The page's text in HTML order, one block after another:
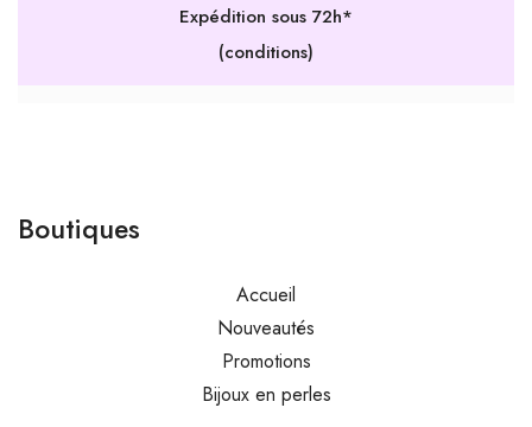
Expédition sous 72h*
(conditions)
Boutiques
Accueil
Nouveautés
Promotions
Bijoux en perles